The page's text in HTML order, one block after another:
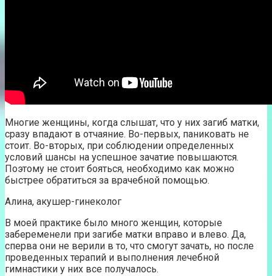
Многие женщины, когда слышат, что у них загиб матки,
сразу впадают в отчаяние. Во-первых, паниковать не
стоит. Во-вторых, при соблюдении определенных
условий шансы на успешное зачатие повышаются.
Поэтому не стоит бояться, необходимо как можно
быстрее обратиться за врачебной помощью.
Алина, акушер-гинеколог
В моей практике было много женщин, которые
забеременели при загибе матки вправо и влево. Да,
сперва они не верили в то, что смогут зачать, но после
проведенных терапий и выполнения лечебной
гимнастики у них все получалось.